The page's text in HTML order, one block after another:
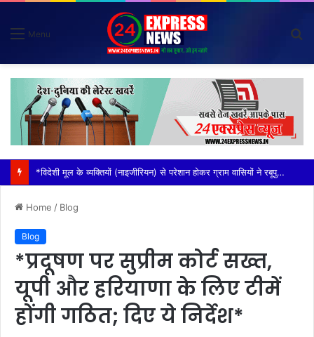
Menu
*टोल इंचार्ज के बिगड़े बोल किसान संगठनों में उबाल*
Home / Blog
Blog
*प्रदूषण पर सुप्रीम कोर्ट सख्त,
यूपी और हरियाणा के लिए टीमें
होंगी गठित; दिए ये निर्देश*